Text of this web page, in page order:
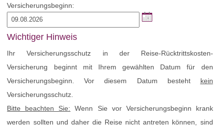
Versicherungsbeginn:
Wichtiger Hinweis
Ihr Versicherungsschutz in der Reise-Rücktrittskosten-
Versicherung beginnt mit Ihrem gewählten Datum für den
Versicherungsbeginn. Vor diesem Datum besteht kein
Versicherungsschutz.
Bitte beachten Sie: Wenn Sie vor Versicherungsbeginn krank
werden sollten und daher die Reise nicht antreten können, sind